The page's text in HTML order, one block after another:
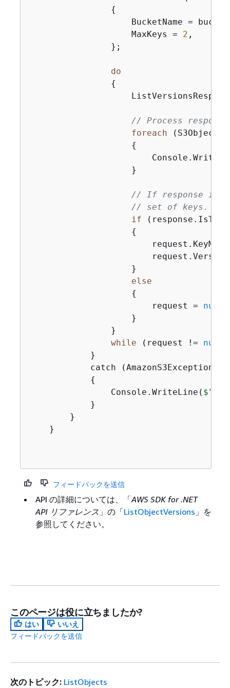
{
BucketName =
                    MaxKeys =
2 ,
                };
do
{
// Process
foreach
{
                    }
// If response is
// set of keys.
if
{
                    }
else
{
                        request =
null
                    }
                }
while (request != null
            }
catch (AmazonS3Exception
{
                Console.WriteLine(
            }
        }
    }
フィードバックを送信
API の詳細については、「AWS SDK for .NET
API リファレンス 」の「ListObjectVersions 」を
参照してください。
このページは役に立ちましたか?
はい
いいえ
フィードバックを送信
次のトピック: ListObjects